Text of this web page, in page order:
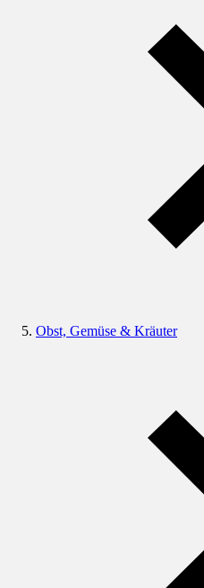
Obst, Gemüse & Kräuter